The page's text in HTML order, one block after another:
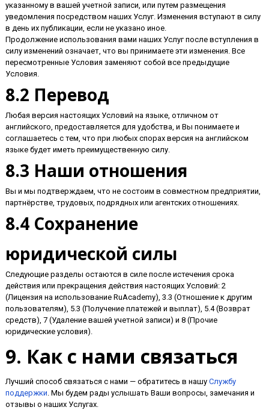
указанному в вашей учетной записи, или путем размещения
уведомления посредством наших Услуг. Изменения вступают в силу
в день их публикации, если не указано иное.
Продолжение использования вами наших Услуг после вступления в
силу изменений означает, что вы принимаете эти изменения. Все
пересмотренные Условия заменяют собой все предыдущие
Условия.
8.2 Перевод
Любая версия настоящих Условий на языке, отличном от
английского, предоставляется для удобства, и Вы понимаете и
соглашаетесь с тем, что при любых спорах версия на английском
языке будет иметь преимущественную силу.
8.3 Наши отношения
Вы и мы подтверждаем, что не состоим в совместном предприятии,
партнёрстве, трудовых, подрядных или агентских отношениях.
8.4 Сохранение
юридической силы
Следующие разделы остаются в силе после истечения срока
действия или прекращения действия настоящих Условий: 2
(Лицензия на использование RuAcademy), 3.3 (Отношение к другим
пользователям), 5.3 (Получение платежей и выплат), 5.4 (Возврат
средств), 7 (Удаление вашей учетной записи) и 8 (Прочие
юридические условия).
9. Как с нами связаться
Лучший способ связаться с нами — обратитесь в нашу Службу
поддержки. Мы будем рады услышать Ваши вопросы, замечания и
отзывы о наших Услугах.